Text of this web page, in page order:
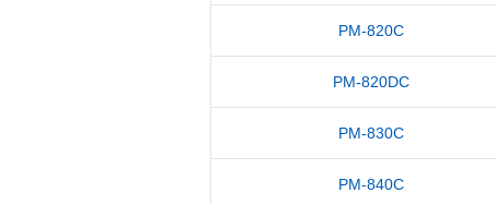
PM-820C
PM-820DC
PM-830C
PM-840C